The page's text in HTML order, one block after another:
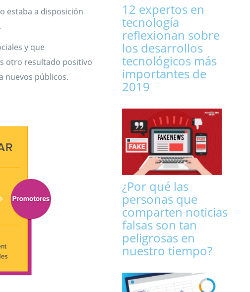
estaba a disposición
y que
otro resultado positivo
nuevos públicos.
12 expertos en
tecnología
reflexionan sobre
los desarrollos
tecnológicos más
importantes de
2019
¿Por qué las
personas que
comparten noticias
falsas son tan
peligrosas en
nuestro tiempo?